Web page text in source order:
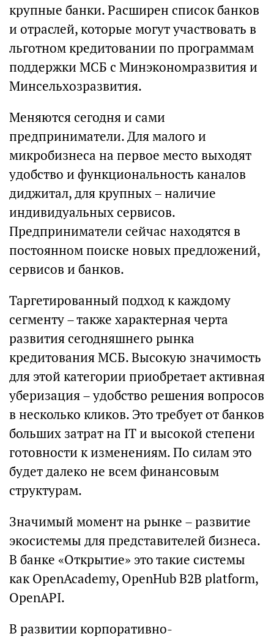
крупные банки. Расширен список банков
и отраслей, которые могут участвовать в
льготном кредитовании по программам
поддержки МСБ с Минэкономразвития и
Минсельхозразвития.
Меняются сегодня и сами
предприниматели. Для малого и
микробизнеса на первое место выходят
удобство и функциональность каналов
диджитал, для крупных – наличие
индивидуальных сервисов.
Предприниматели сейчас находятся в
постоянном поиске новых предложений,
сервисов и банков.
Таргетированный подход к каждому
сегменту – также характерная черта
развития сегодняшнего рынка
кредитования МСБ. Высокую значимость
для этой категории приобретает активная
уберизация – удобство решения вопросов
в несколько кликов. Это требует от банков
больших затрат на IT и высокой степени
готовности к изменениям. По силам это
будет далеко не всем финансовым
структурам.
Значимый момент на рынке – развитие
экосистемы для представителей бизнеса.
В банке «Открытие» это такие системы
как OpenAcademy, OpenHub B2B platform,
OpenAPI.
В развитии корпоративно-